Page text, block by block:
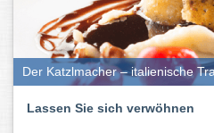
Der Katzlmacher – italienische
Lassen Sie sich verwöhnen